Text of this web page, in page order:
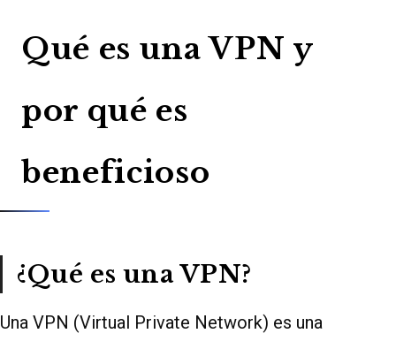
Qué es una VPN y
por qué es
beneficioso
¿Qué es una VPN?
Una VPN (Virtual Private Network) es una